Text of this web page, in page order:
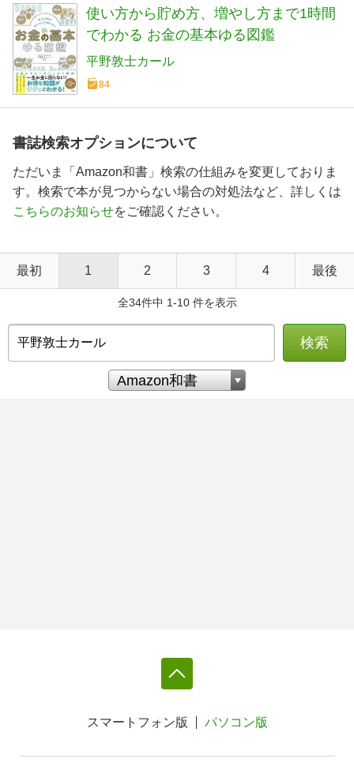
使い方から貯め方、増やし方まで1時間
でわかる お金の基本ゆる図鑑
平野敦士カール
84
書誌検索オプションについて
ただいま「Amazon和書」検索の仕組みを変更しておりま
す。検索で本が見つからない場合の対処法など、詳しくは
こちらのお知らせをご確認ください。
最初 1 2 3 4 最後
全34件中 1-10 件を表示
検索
スマートフォン版 パソコン版